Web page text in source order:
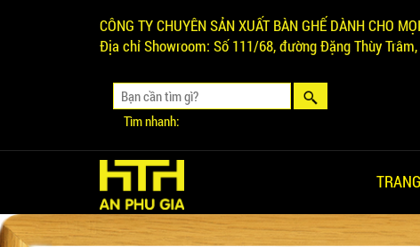
CÔNG TY CHUYÊN SẢN XUẤT BÀN GHẾ DÀNH CHO
Địa chỉ Showroom: Số 111/68, đường Đặng Thùy
Tìm nhanh: